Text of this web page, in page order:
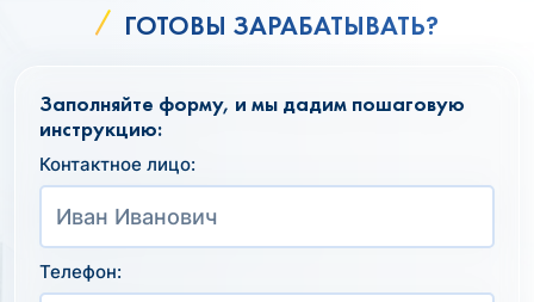
ГОТОВЫ ЗАРАБАТЫВАТЬ?
Заполняйте форму, и мы дадим пошаговую
инструкцию:
Контактное лицо:
Телефон: